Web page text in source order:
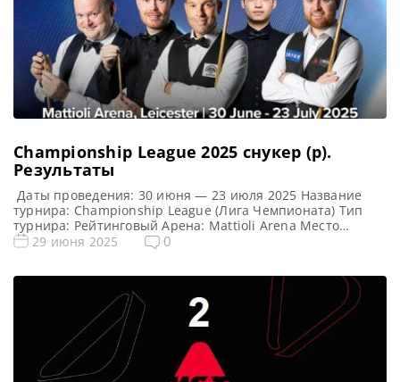
Championship League 2025 снукер (р).
Результаты
Даты проведения: 30 июня — 23 июля 2025 Название
турнира: Championship League (Лига Чемпионата) Тип
турнира: Рейтинговый Арена: Mattioli Arena Место
проведения (населенный пункт, город, страна): Лестер,
Подробный формат Championship League Турнир
разделен на три этапа, при этом все матчи на всех
29 июня 2025 0